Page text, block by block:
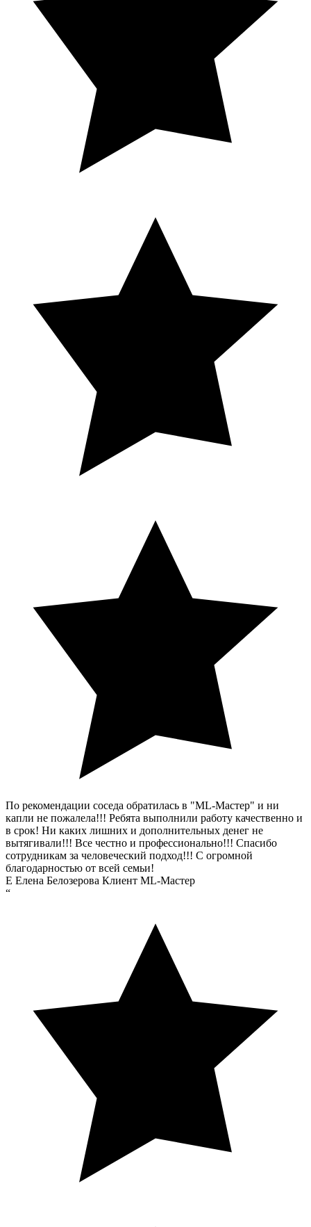
По рекомендации соседа обратилась в "ML-Мастер" и ни
капли не пожалела!!! Ребята выполнили работу качественно и
в срок! Ни каких лишних и дополнительных денег не
вытягивали!!! Все честно и профессионально!!! Спасибо
сотрудникам за человеческий подход!!! С огромной
благодарностью от всей семьи!
Е Елена Белозерова Клиент ML-Мастер
“